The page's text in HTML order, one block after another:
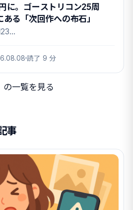
に。ゴーストリコン25周
る「次回作への布石」
読了 9 分
の一覧を見る
事